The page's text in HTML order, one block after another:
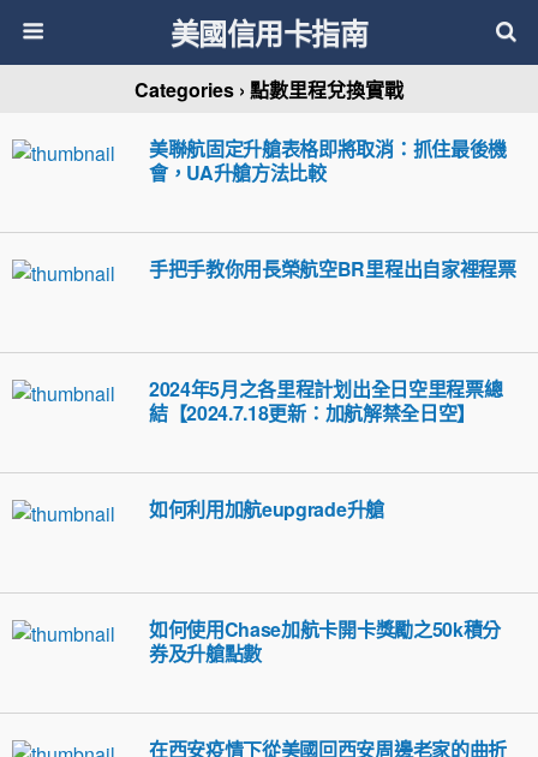
美國信用卡指南
Categories › 點數里程兌換實戰
美聯航固定升艙表格即將取消：抓住最後機
會，UA升艙方法比較
手把手教你用長榮航空BR里程出自家裡程票
2024年5月之各里程計划出全日空里程票總
結【2024.7.18更新：加航解禁全日空】
如何利用加航eupgrade升艙
如何使用Chase加航卡開卡獎勵之50k積分
券及升艙點數
在西安疫情下從美國回西安周邊老家的曲折